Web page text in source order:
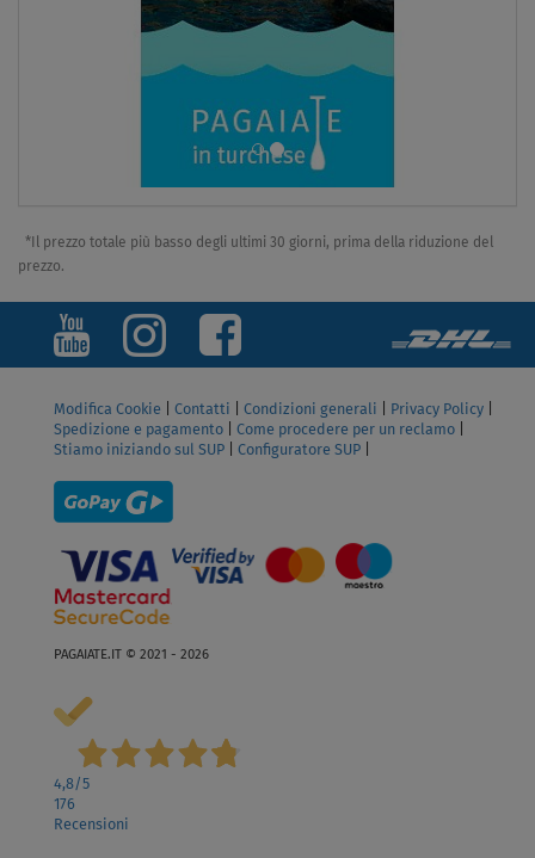
*Il prezzo totale più basso degli ultimi 30 giorni, prima della riduzione del
prezzo.
Modifica Cookie Contatti Condizioni generali Privacy Policy
Spedizione e pagamento
Come procedere per un reclamo
Stiamo iniziando sul SUP
Configuratore SUP
PAGAIATE.IT © 2021 - 2026
4,8/5
176
Recensioni